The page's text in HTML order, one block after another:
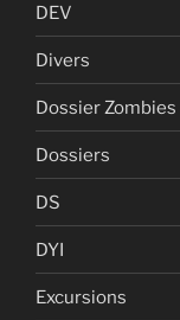
DEV
Divers
Dossier Zombies
Dossiers
DS
DYI
Excursions